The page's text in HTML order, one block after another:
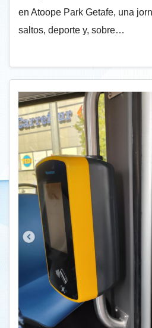
en Atoope Park Getafe, una
saltos, deporte y, sobre…